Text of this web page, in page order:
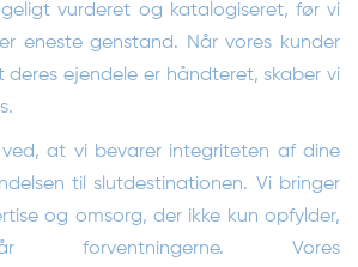
vurderet og katalogiseret, før vi
eneste genstand. Når vores kunder
ejendele er håndteret, skaber vi
ved, at vi bevarer integriteten af dine
til slutdestinationen. Vi bringer
og omsorg, der ikke kun opfylder,
forventningerne. Vores